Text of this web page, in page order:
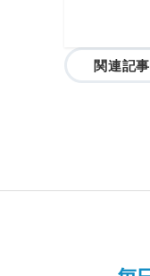
関連記事